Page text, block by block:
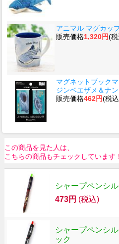
アニマル マグカッ
販売価格1,320円(
マグネットブック
ジンベエザメ＆ナ
販売価格462円(税
この商品を見た人は、
こちらの商品もチェックしています！
シャープペンシ
473円 (税込)
シャープペンシ
ック